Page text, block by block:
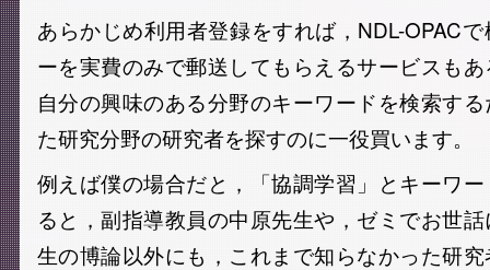
あらかじめ利用者登録をすれば，NDL-OPAC
ーを実費のみで郵送してもらえるサービスも
自分の興味のある分野のキーワードを検索す
た研究分野の研究者を探すのに一役買います。
例えば僕の場合だと，「協調学習」とキーワ
ると，副指導教員の中原先生や，ゼミでお世
生の博論以外にも，これまで知らなかった研